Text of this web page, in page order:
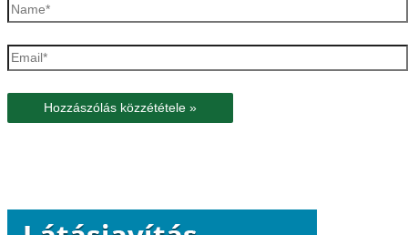
Name*
Email*